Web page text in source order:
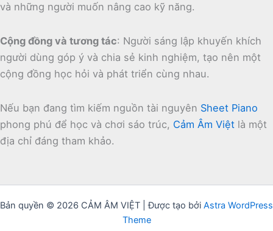
và những người muốn nâng cao kỹ năng.
Cộng đồng và tương tác: Người sáng lập khuyến khích
người dùng góp ý và chia sẻ kinh nghiệm, tạo nên một
cộng đồng học hỏi và phát triển cùng nhau.
Nếu bạn đang tìm kiếm nguồn tài nguyên Sheet Piano
phong phú để học và chơi sáo trúc, Cảm Âm Việt là một
địa chỉ đáng tham khảo.
Bản quyền © 2026 CẢM ÂM VIỆT | Được tạo bởi Astra WordPress
Theme